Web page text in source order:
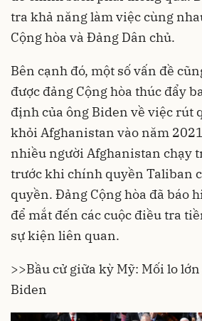
tra khả năng làm việc cùng
Cộng hòa và Đảng Dân chủ.
Bên cạnh đó, một số vấn đề
được đảng Cộng hòa thúc đẩy
định của ông Biden về việc rút
khỏi Afghanistan vào năm
nhiều người Afghanistan chạy
trước khi chính quyền Taliban
quyền. Đảng Cộng hòa đã báo
để mắt đến các cuộc điều tra
sự kiện liên quan.
>>Bầu cử giữa kỳ Mỹ: Mối lo lớn
Biden